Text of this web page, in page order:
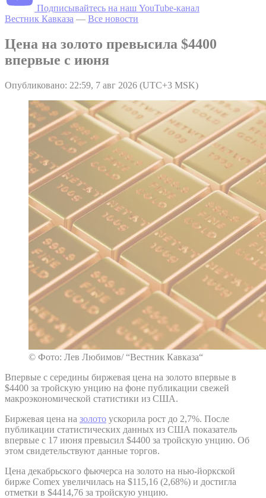
Подписывайтесь на наш YouTube-канал
Вестник Кавказа — Все новости
Цена на золото превысила $4400
впервые с июня
Опубликовано: 22:59, 7 авг 2026 (UTC+3 MSK)
© Фото: Лев Любимов/ “Вестник Кавказа“
Впервые с середины биржевая цена на золото впервые в
$4400 за тройскую унцию на фоне публикации свежей
макроэкономической статистики из США.
Биржевая цена на золото ускорила рост до 2,7%. После
публикации статистических данных из США показатель
впервые с 17 июня превысил $4400 за тройскую унцию. Об
этом свидетельствуют данные торгов.
Цена декабрьского фьючерса на золото на нью-йоркской
бирже Comex увеличилась на $115,16 (2,68%) и достигла
отметки в $4414,76 за тройскую унцию.